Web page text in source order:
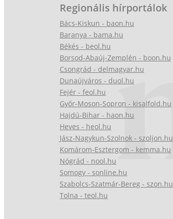
Regionális hírportálok
Bács-Kiskun - baon.hu
Baranya - bama.hu
Békés - beol.hu
Borsod-Abaúj-Zemplén - boon.hu
Csongrád - delmagyar.hu
Dunaújváros - duol.hu
Fejér - feol.hu
Győr-Moson-Sopron - kisalfold.hu
Hajdú-Bihar - haon.hu
Heves - heol.hu
Jász-Nagykun-Szolnok - szoljon.hu
Komárom-Esztergom - kemma.hu
Nógrád - nool.hu
Somogy - sonline.hu
Szabolcs-Szatmár-Bereg - szon.hu
Tolna - teol.hu